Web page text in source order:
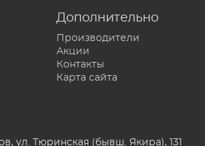
Дополнительно
Производители
Акции
Контакты
Карта сайта
ул. Тюринская (бывш. Якира), 131